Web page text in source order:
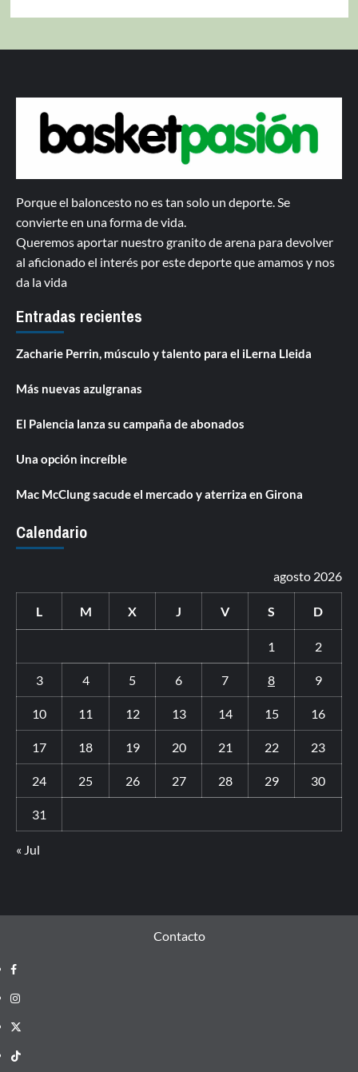
Porque el baloncesto no es tan solo un deporte. Se
convierte en una forma de vida.
Queremos aportar nuestro granito de arena para devolver
al aficionado el interés por este deporte que amamos y nos
da la vida
Entradas recientes
Zacharie Perrin, músculo y talento para el iLerna Lleida
Más nuevas azulgranas
El Palencia lanza su campaña de abonados
Una opción increíble
Mac McClung sacude el mercado y aterriza en Girona
Calendario
agosto 2026
L M X J V S D
1 2
3 4 5 6 7 8 9
10 11 12 13 14 15 16
17 18 19 20 21 22 23
24 25 26 27 28 29 30
31
« Jul
Contacto